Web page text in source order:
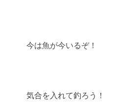
今は魚が今いるぞ！
気合を入れて釣ろう！